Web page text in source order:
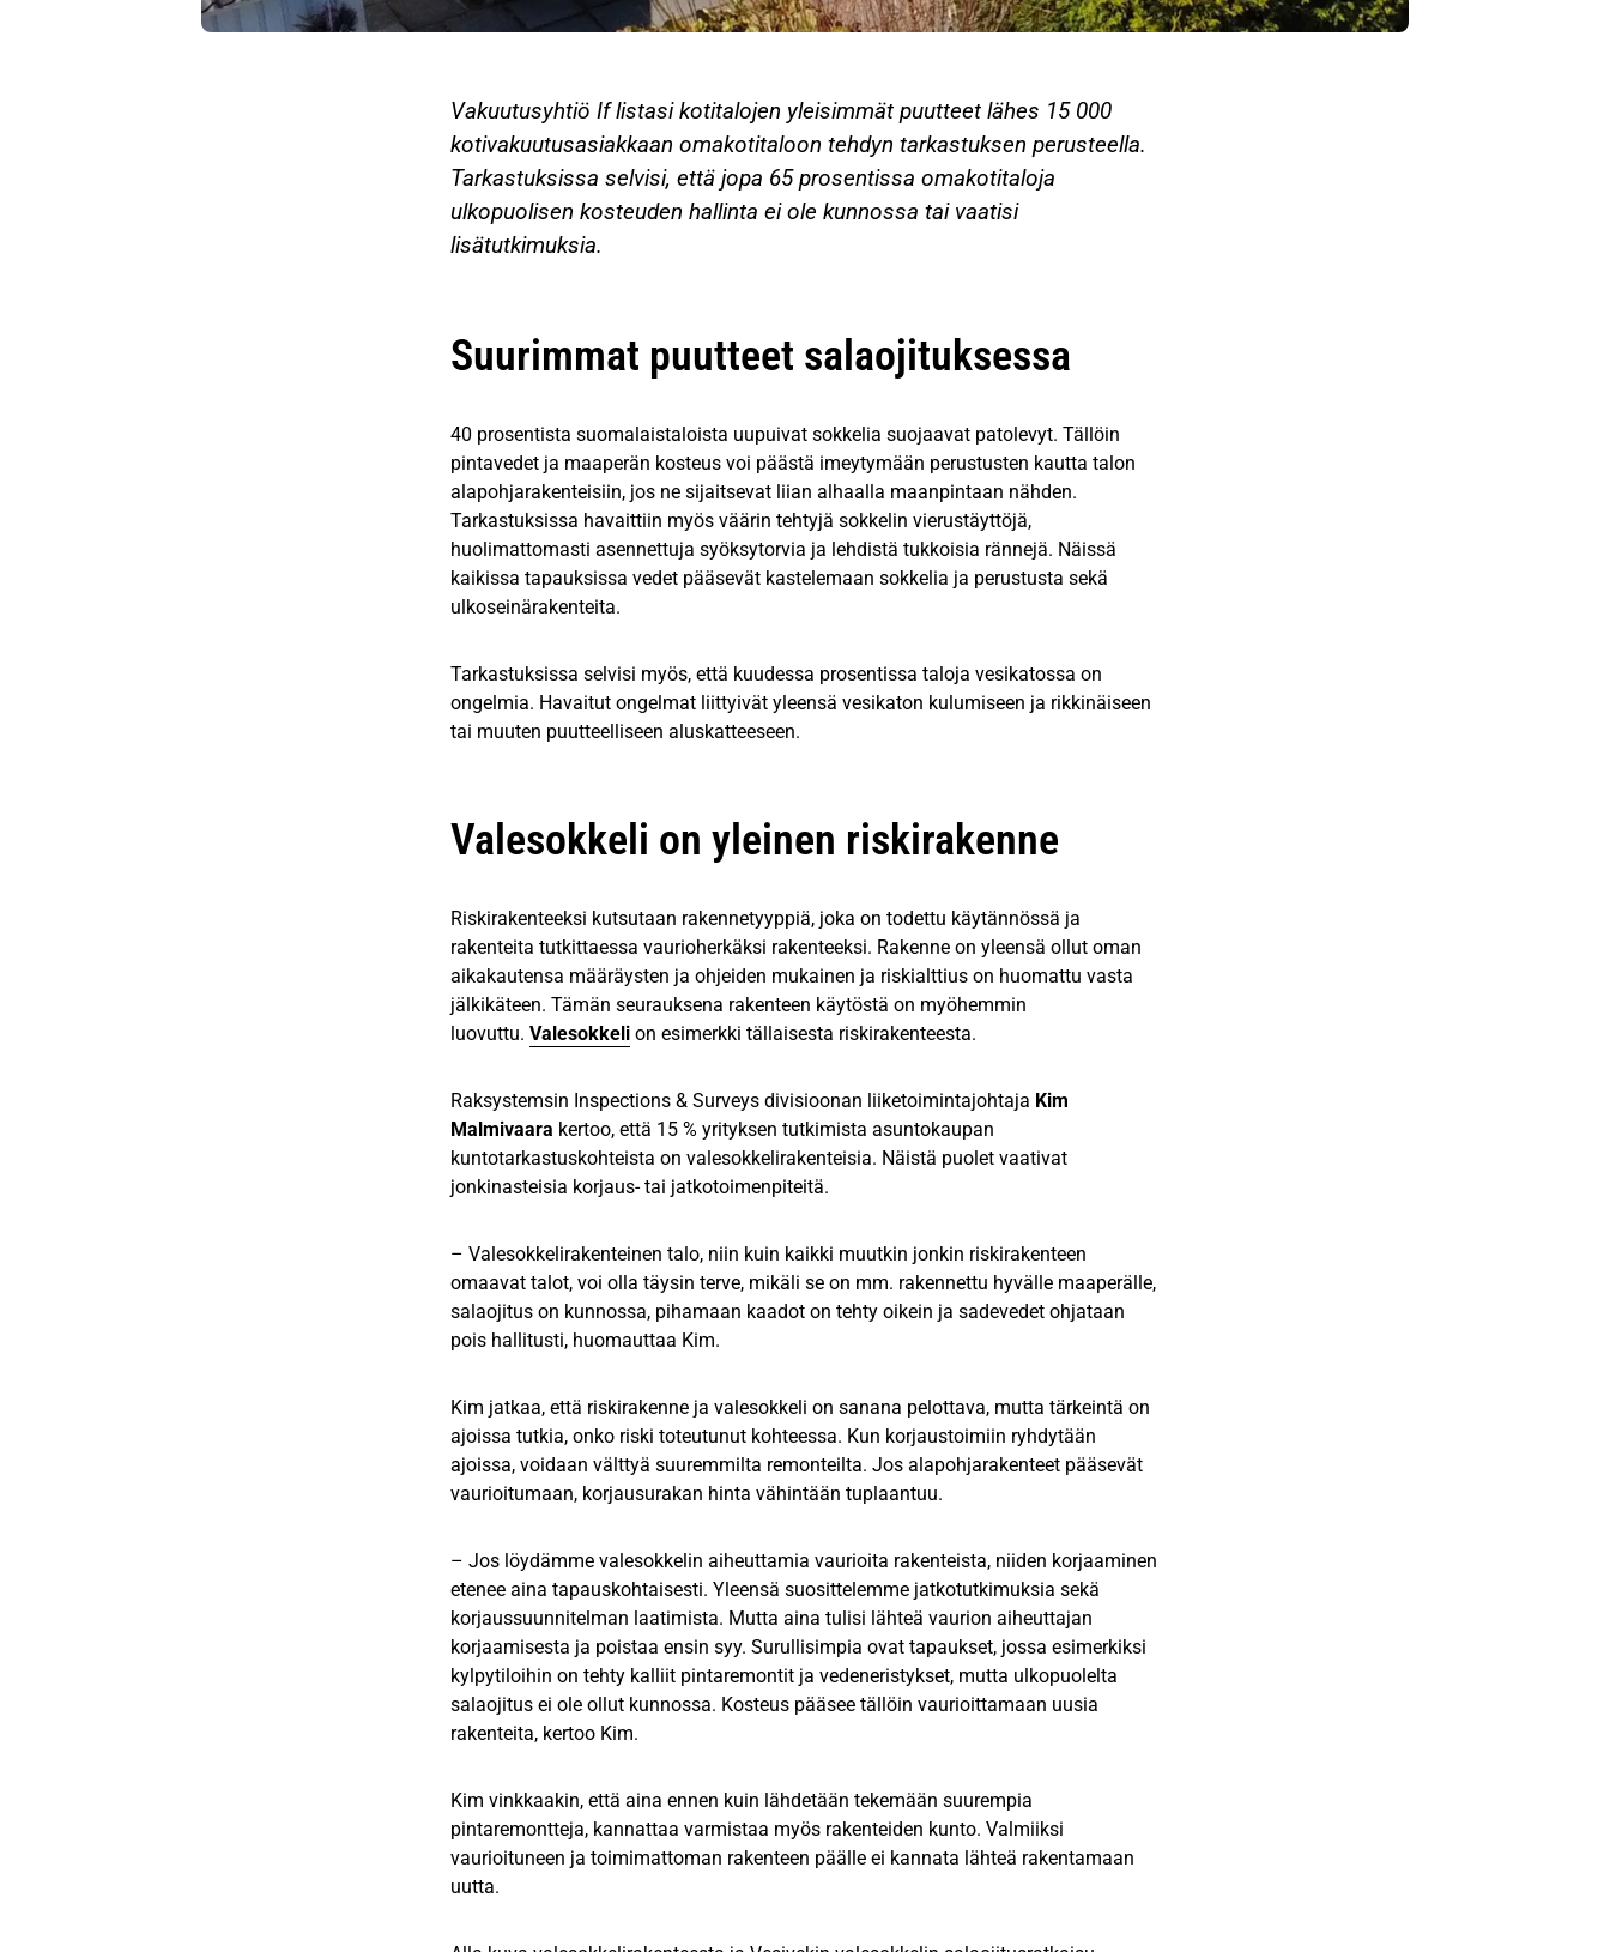
Vakuutusyhtiö If listasi kotitalojen yleisimmät puutteet lähes 15 000
kotivakuutusasiakkaan omakotitaloon tehdyn tarkastuksen perusteella.
Tarkastuksissa selvisi, että jopa 65 prosentissa omakotitaloja
ulkopuolisen kosteuden hallinta ei ole kunnossa tai vaatisi
lisätutkimuksia.
Suurimmat puutteet salaojituksessa
40 prosentista suomalaistaloista uupuivat sokkelia suojaavat patolevyt. Tällöin
pintavedet ja maaperän kosteus voi päästä imeytymään perustusten kautta talon
alapohjarakenteisiin, jos ne sijaitsevat liian alhaalla maanpintaan nähden.
Tarkastuksissa havaittiin myös väärin tehtyjä sokkelin vierustäyttöjä,
huolimattomasti asennettuja syöksytorvia ja lehdistä tukkoisia rännejä. Näissä
kaikissa tapauksissa vedet pääsevät kastelemaan sokkelia ja perustusta sekä
ulkoseinärakenteita.
Tarkastuksissa selvisi myös, että kuudessa prosentissa taloja vesikatossa on
ongelmia. Havaitut ongelmat liittyivät yleensä vesikaton kulumiseen ja rikkinäiseen
tai muuten puutteelliseen aluskatteeseen.
Valesokkeli on yleinen riskirakenne
Riskirakenteeksi kutsutaan rakennetyyppiä, joka on todettu käytännössä ja
rakenteita tutkittaessa vaurioherkäksi rakenteeksi. Rakenne on yleensä ollut oman
aikakautensa määräysten ja ohjeiden mukainen ja riskialttius on huomattu vasta
jälkikäteen. Tämän seurauksena rakenteen käytöstä on myöhemmin
luovuttu. Valesokkeli on esimerkki tällaisesta riskirakenteesta.
Raksystemsin Inspections & Surveys divisioonan liiketoimintajohtaja Kim
Malmivaara kertoo, että 15 % yrityksen tutkimista asuntokaupan
kuntotarkastuskohteista on valesokkelirakenteisia. Näistä puolet vaativat
jonkinasteisia korjaus- tai jatkotoimenpiteitä.
– Valesokkelirakenteinen talo, niin kuin kaikki muutkin jonkin riskirakenteen
omaavat talot, voi olla täysin terve, mikäli se on mm. rakennettu hyvälle maaperälle,
salaojitus on kunnossa, pihamaan kaadot on tehty oikein ja sadevedet ohjataan
pois hallitusti, huomauttaa Kim.
Kim jatkaa, että riskirakenne ja valesokkeli on sanana pelottava, mutta tärkeintä on
ajoissa tutkia, onko riski toteutunut kohteessa. Kun korjaustoimiin ryhdytään
ajoissa, voidaan välttyä suuremmilta remonteilta. Jos alapohjarakenteet pääsevät
vaurioitumaan, korjausurakan hinta vähintään tuplaantuu.
– Jos löydämme valesokkelin aiheuttamia vaurioita rakenteista, niiden korjaaminen
etenee aina tapauskohtaisesti. Yleensä suosittelemme jatkotutkimuksia sekä
korjaussuunnitelman laatimista. Mutta aina tulisi lähteä vaurion aiheuttajan
korjaamisesta ja poistaa ensin syy. Surullisimpia ovat tapaukset, jossa esimerkiksi
kylpytiloihin on tehty kalliit pintaremontit ja vedeneristykset, mutta ulkopuolelta
salaojitus ei ole ollut kunnossa. Kosteus pääsee tällöin vaurioittamaan uusia
rakenteita, kertoo Kim.
Kim vinkkaakin, että aina ennen kuin lähdetään tekemään suurempia
pintaremontteja, kannattaa varmistaa myös rakenteiden kunto. Valmiiksi
vaurioituneen ja toimimattoman rakenteen päälle ei kannata lähteä rakentamaan
uutta.